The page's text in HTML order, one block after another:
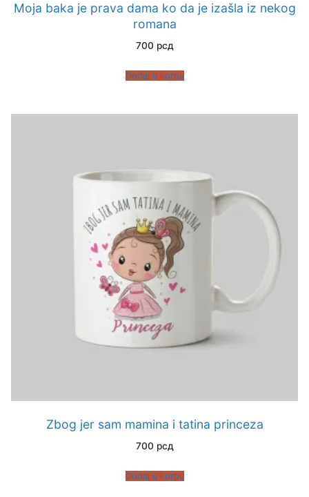
Moja baka je prava dama ko da je izašla iz nekog
romana
700 рсд
Dodaj u korpu
Zbog jer sam mamina i tatina princeza
700 рсд
Dodaj u korpu